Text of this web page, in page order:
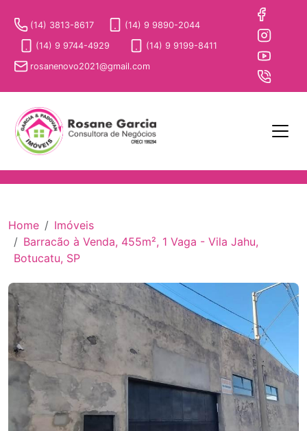
(14) 3813-8617 (14) 9 9890-2044
(14) 9 9744-4929 (14) 9 9199-8411
rosanenovo2021@gmail.com
Home
Imóveis
Barracão à Venda, 455m², 1 Vaga - Vila Jahu,
Botucatu, SP